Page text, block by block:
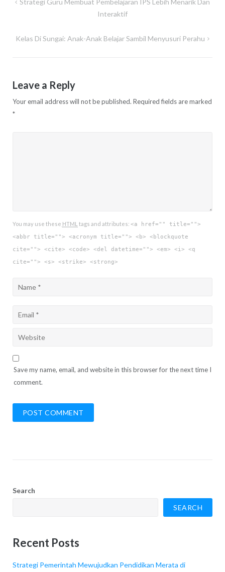
Strategi Guru Membuat Pembelajaran IPS Lebih Menarik Dan
Interaktif
Kelas Di Sungai: Anak-Anak Belajar Sambil Menyusuri Perahu
Leave a Reply
Your email address will not be published. Required fields are marked
*
You may use these HTML tags and attributes: <a href="" title="">
<abbr title=""> <acronym title=""> <b> <blockquote
cite=""> <cite> <code> <del datetime=""> <em> <i> <q
cite=""> <s> <strike> <strong>
Save my name, email, and website in this browser for the next time I
comment.
Search
SEARCH
Recent Posts
Strategi Pemerintah Mewujudkan Pendidikan Merata di